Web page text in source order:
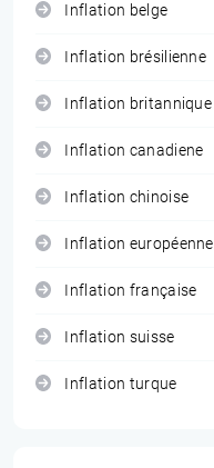
Inflation belge
Inflation brésilienne
Inflation britannique
Inflation canadiene
Inflation chinoise
Inflation européenne
Inflation française
Inflation suisse
Inflation turque